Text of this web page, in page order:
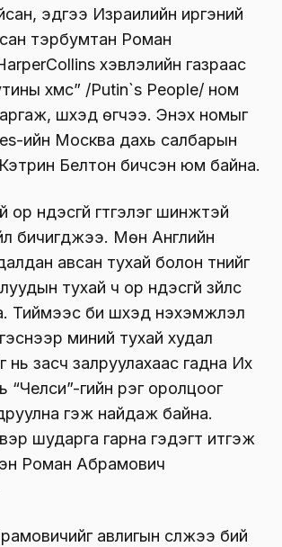
эдүгээ Израилийн иргэний
тэрбумтан Роман
хэвлэлийн газраас
хүмүүс” /Putin`s People/ ном
шүүхэд өгчээ. Энэхүү номыг
ийн Москва дахь салбарын
Кэтрин Белтон бичсэн юм байна.
үндэсгүй гүтгэлэг шинжтэй
бичигджээ. Мөн Английн
авсан тухай болон түүнийг
тухай ч ор үндэсгүй зүйлс
Тиймээс би шүүхэд нэхэмжлэл
миний тухай худал
нь засч залруулахаас гадна Их
гийн үүрэг оролцоог
гэж найдаж байна.
шударга гарна гэдэгт итгэж
Роман Абрамович
авлигын сүлжээ бий